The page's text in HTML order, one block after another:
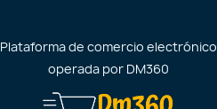
Plataforma de comercio electrónico
operada por DM360